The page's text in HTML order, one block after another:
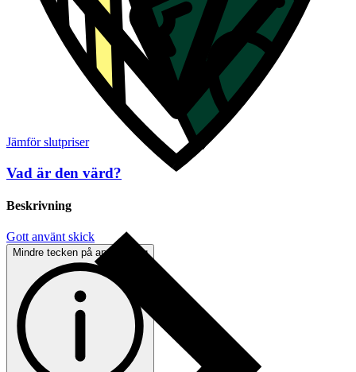
Beskrivning
Gott använt skick
Mindre tecken på användning
Jämför slutpriser
Vad är den värd?